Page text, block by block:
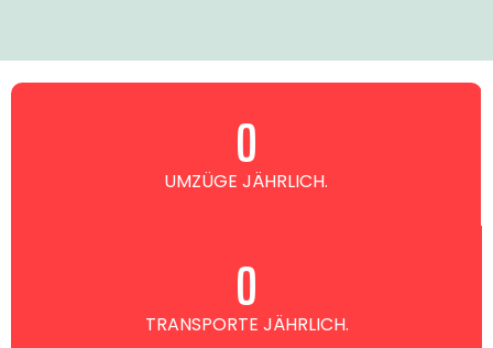
UMZÜGE JÄHRLICH.
0
TRANSPORTE JÄHRLICH.
0